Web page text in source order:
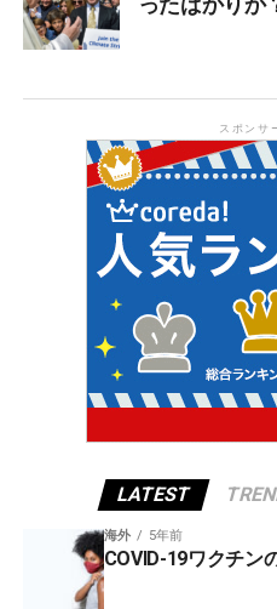
ったばかりか
スポンサ
LATEST
海外 5年前
COVID-19ワクチン